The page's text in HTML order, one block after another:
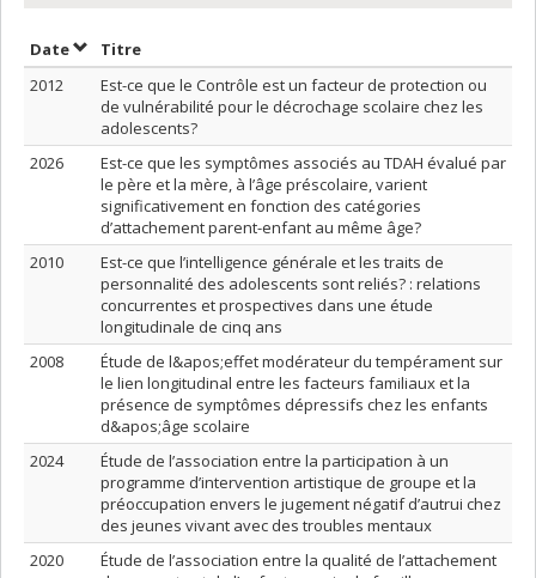
DateTrier par date en ordre croissant
Titre
2012
Est-ce que le Contrôle est un facteur de protection ou
de vulnérabilité pour le décrochage scolaire chez les
adolescents?
2026
Est-ce que les symptômes associés au TDAH évalué par
le père et la mère, à l’âge préscolaire, varient
significativement en fonction des catégories
d’attachement parent-enfant au même âge?
2010
Est-ce que l’intelligence générale et les traits de
personnalité des adolescents sont reliés? : relations
concurrentes et prospectives dans une étude
longitudinale de cinq ans
2008
Étude de l&apos;effet modérateur du tempérament sur
le lien longitudinal entre les facteurs familiaux et la
présence de symptômes dépressifs chez les enfants
d&apos;âge scolaire
2024
Étude de l’association entre la participation à un
programme d’intervention artistique de groupe et la
préoccupation envers le jugement négatif d’autrui chez
des jeunes vivant avec des troubles mentaux
2020
Étude de l’association entre la qualité de l’attachement